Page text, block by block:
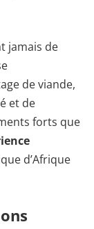
jamais de
de viande,
et de
forts que
d’Afrique